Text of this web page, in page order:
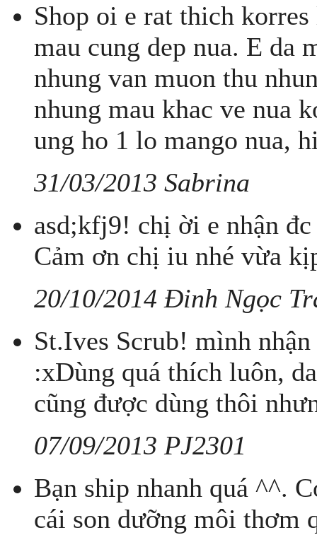
Shop oi e rat thich
mau cung dep nua. E da
nhung van muon thu
nhung mau khac ve nua
ung ho 1 lo mango nua,
31/03/2013 Sabrina
asd;kfj9! chị ời e nhận
Cảm ơn chị iu nhé vừa
20/10/2014 Đinh Ngọc
St.Ives Scrub! mình
:xDùng quá thích luôn,
cũng được dùng thôi
07/09/2013 PJ2301
Bạn ship nhanh quá ^^.
cái son dưỡng môi thơm